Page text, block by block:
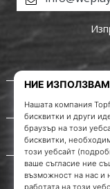
За нас
Обслужване на